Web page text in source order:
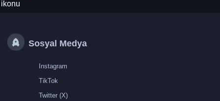
Sosyal Medya
Instagram
TikTok
Twitter (X)